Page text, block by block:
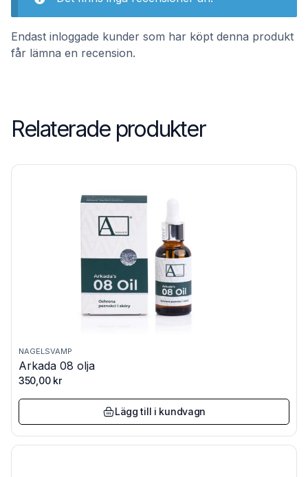
Endast inloggade kunder som har köpt denna produkt
får lämna en recension.
Relaterade produkter
NAGELSVAMP
Arkada 08 olja
350,00 kr
Lägg till i kundvagn